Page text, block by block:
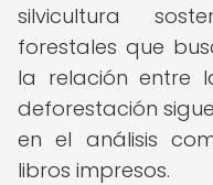
silvicultura
forestales que
la relación entre
deforestación
en el análisis
libros impresos.